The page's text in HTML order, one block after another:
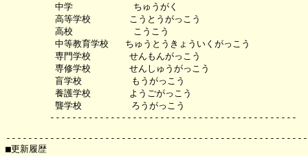
         中学           ちゅうがく
         高等学校       こうとうがっこう
         高校           こうこう
         中等教育学校   ちゅうとうきょういくがっこう
         専門学校       せんもんがっこう
         専修学校       せんしゅうがっこう
         盲学校         もうがっこう
         養護学校       ようごがっこう
         聾学校         ろうがっこう
        ---------------------------------------------
■更新履歴